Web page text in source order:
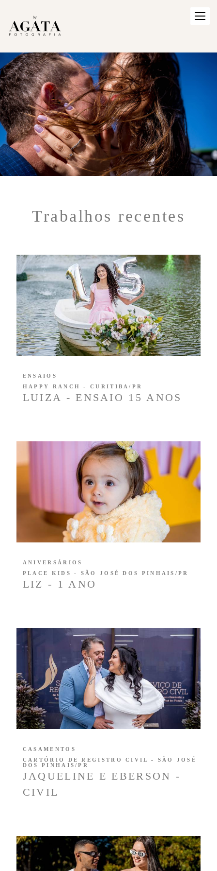
Trabalhos recentes
LUIZA - ENSAIO 15 ANOS
ENSAIOS
HAPPY RANCH - CURITIBA/PR
LIZ - 1 ANO
ANIVERSÁRIOS
PLACE KIDS - SÃO JOSÉ DOS PINHAIS/PR
JAQUELINE E EBERSON -
CIVIL
CASAMENTOS
CARTÓRIO DE REGISTRO CIVIL - SÃO JOSÉ
DOS PINHAIS/PR